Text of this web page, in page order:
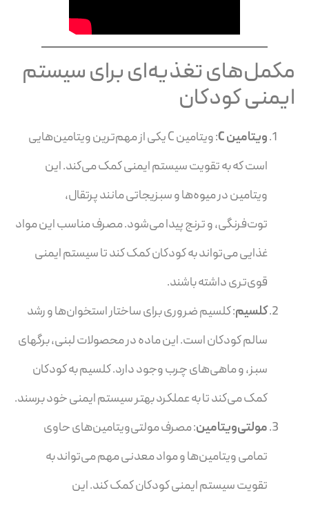
مکمل‌های تغذیه‌ای برای سیستم
ایمنی کودکان
ویتامین C
: ویتامین C یکی از مهم‌ترین ویتامین‌هایی
است که به تقویت سیستم ایمنی کمک می‌کند. این
ویتامین در میوه‌ها و سبزیجاتی مانند پرتقال،
توت‌فرنگی، و ترنج پیدا می‌شود. مصرف مناسب این مواد
غذایی می‌تواند به کودکان کمک کند تا سیستم ایمنی
قوی‌تری داشته باشند.
کلسیم: کلسیم ضروری برای ساختار استخوان‌ها و رشد
سالم کودکان است. این ماده در محصولات لبنی، برگهای
سبز، و ماهی‌های چرب وجود دارد. کلسیم به کودکان
کمک می‌کند تا به عملکرد بهتر سیستم ایمنی خود برسند.
مولتی‌ویتامین: مصرف مولتی‌ویتامین‌های حاوی
تمامی ویتامین‌ها و مواد معدنی مهم می‌تواند به
تقویت سیستم ایمنی کودکان کمک کند. این